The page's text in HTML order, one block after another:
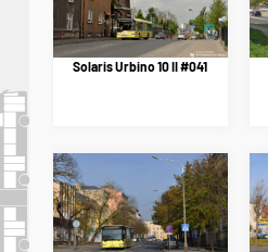
Solaris Urbino 10 II #041